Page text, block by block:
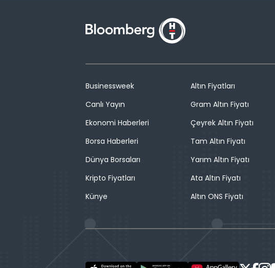
Businessweek
Canlı Yayın
Ekonomi Haberleri
Borsa Haberleri
Dünya Borsaları
Kripto Fiyatları
Künye
Altın Fiyatları
Gram Altın Fiyatı
Çeyrek Altın Fiyatı
Tam Altın Fiyatı
Yarım Altın Fiyatı
Ata Altın Fiyatı
Altın ONS Fiyatı